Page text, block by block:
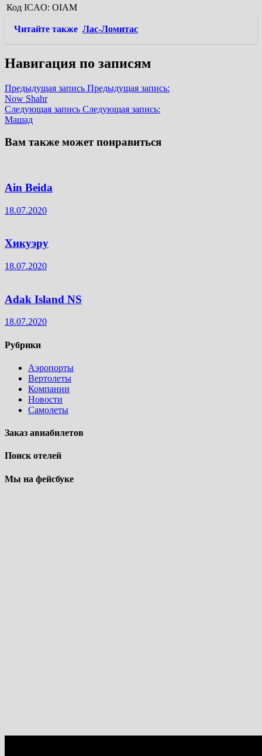
Код ICAO: OIAM
Читайте также Лас-Ломитас
Навигация по записям
Предыдущая запись Предыдущая запись:
Now Shahr
Следующая запись Следующая запись:
Машад
Вам также может понравиться
Ain Beida
18.07.2020
Хикуэру
18.07.2020
Adak Island NS
18.07.2020
Рубрики
Аэропорты
Вертолеты
Компании
Новости
Самолеты
Заказ авиабилетов
Поиск отелей
Мы на фейсбуке